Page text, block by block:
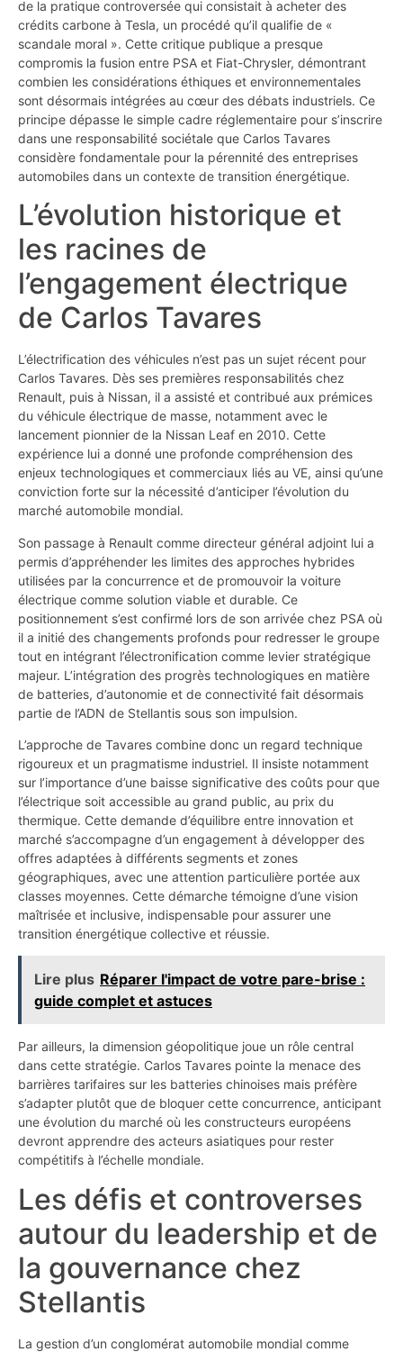
de la pratique controversée qui consistait à acheter des
crédits carbone à Tesla, un procédé qu’il qualifie de «
scandale moral ». Cette critique publique a presque
compromis la fusion entre PSA et Fiat-Chrysler, démontrant
combien les considérations éthiques et environnementales
sont désormais intégrées au cœur des débats industriels. Ce
principe dépasse le simple cadre réglementaire pour s’inscrire
dans une responsabilité sociétale que Carlos Tavares
considère fondamentale pour la pérennité des entreprises
automobiles dans un contexte de transition énergétique.
L’évolution historique et
les racines de
l’engagement électrique
de Carlos Tavares
L’électrification des véhicules n’est pas un sujet récent pour
Carlos Tavares. Dès ses premières responsabilités chez
Renault, puis à Nissan, il a assisté et contribué aux prémices
du véhicule électrique de masse, notamment avec le
lancement pionnier de la Nissan Leaf en 2010. Cette
expérience lui a donné une profonde compréhension des
enjeux technologiques et commerciaux liés au VE, ainsi qu’une
conviction forte sur la nécessité d’anticiper l’évolution du
marché automobile mondial.
Son passage à Renault comme directeur général adjoint lui a
permis d’appréhender les limites des approches hybrides
utilisées par la concurrence et de promouvoir la voiture
électrique comme solution viable et durable. Ce
positionnement s’est confirmé lors de son arrivée chez PSA où
il a initié des changements profonds pour redresser le groupe
tout en intégrant l’électronification comme levier stratégique
majeur. L’intégration des progrès technologiques en matière
de batteries, d’autonomie et de connectivité fait désormais
partie de l’ADN de Stellantis sous son impulsion.
L’approche de Tavares combine donc un regard technique
rigoureux et un pragmatisme industriel. Il insiste notamment
sur l’importance d’une baisse significative des coûts pour que
l’électrique soit accessible au grand public, au prix du
thermique. Cette demande d’équilibre entre innovation et
marché s’accompagne d’un engagement à développer des
offres adaptées à différents segments et zones
géographiques, avec une attention particulière portée aux
classes moyennes. Cette démarche témoigne d’une vision
maîtrisée et inclusive, indispensable pour assurer une
transition énergétique collective et réussie.
Lire plus Réparer l'impact de votre pare-brise :
guide complet et astuces
Par ailleurs, la dimension géopolitique joue un rôle central
dans cette stratégie. Carlos Tavares pointe la menace des
barrières tarifaires sur les batteries chinoises mais préfère
s’adapter plutôt que de bloquer cette concurrence, anticipant
une évolution du marché où les constructeurs européens
devront apprendre des acteurs asiatiques pour rester
compétitifs à l’échelle mondiale.
Les défis et controverses
autour du leadership et de
la gouvernance chez
Stellantis
La gestion d’un conglomérat automobile mondial comme